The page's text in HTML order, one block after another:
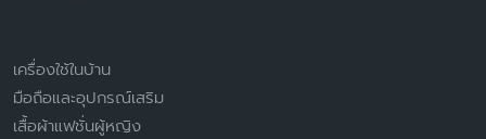
เครื่องใช้ในบ้าน
มือถือและอุปกรณ์เสริม
เสื้อผ้าแฟชั่นผู้หญิง